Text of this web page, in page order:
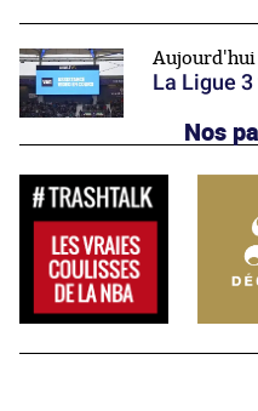
Aujourd'hui
La Ligue
Nos